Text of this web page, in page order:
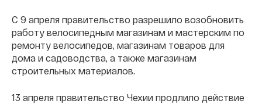
С 9 апреля правительство разрешило возобновить
работу велосипедным магазинам и мастерским по
ремонту велосипедов, магазинам товаров для
дома и садоводства, а также магазинам
строительных материалов.
13 апреля правительство Чехии продлило действие